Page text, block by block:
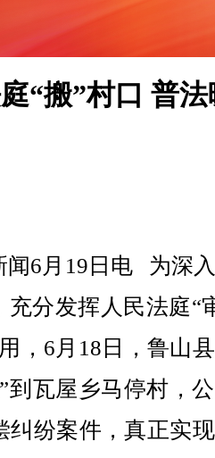
“搬”村口 普
6月19日电 为深入
充分发挥人民法庭“
，6月18日，鲁山
到瓦屋乡马停村，
纠纷案件，真正实